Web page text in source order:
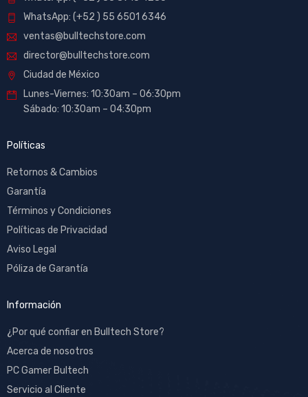
WhatsApp: (+52 ) 55 6501 6346
ventas@bulltechstore.com
director@bulltechstore.com
Ciudad de México
Lunes-Viernes: 10:30am – 06:30pm
Sábado: 10:30am – 04:30pm
Políticas
Retornos & Cambios
Garantía
Términos y Condiciones
Políticas de Privacidad
Aviso Legal
Póliza de Garantía
Información
¿Por qué confiar en Bulltech Store?
Acerca de nosotros
PC Gamer Bultech
Servicio al Cliente